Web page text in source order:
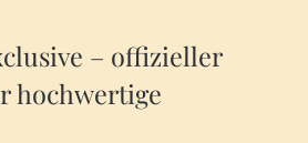
– offizieller
hochwertige